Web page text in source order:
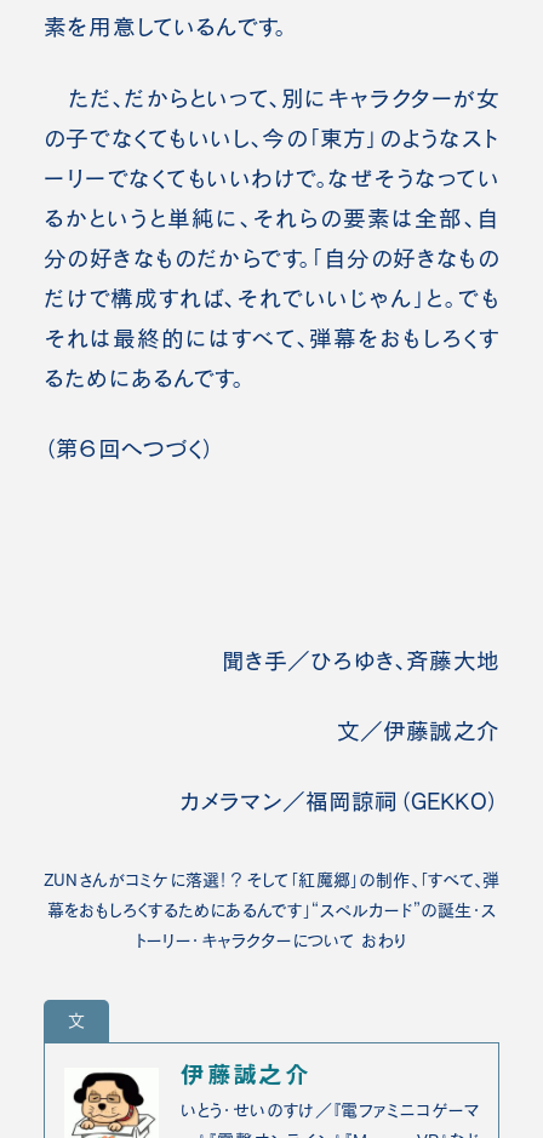
素を用意しているんです。
ただ、だからといって、別にキャラクターが女
の子でなくてもいいし、今の「東方」のようなスト
ーリーでなくてもいいわけで。なぜそうなってい
るかというと単純に、それらの要素は全部、自
分の好きなものだからです。「自分の好きなもの
だけで構成すれば、それでいいじゃん」と。でも
それは最終的にはすべて、弾幕をおもしろくす
るためにあるんです。
（第６回へつづく）
聞き手／ひろゆき、斉藤大地
文／伊藤誠之介
カメラマン／福岡諒祠（GEKKO）
ZUNさんがコミケに落選！？そして「紅魔郷」の制作、「すべて、弾
幕をおもしろくするためにあるんです」“スペルカード”の誕生・ス
トーリー・キャラクターについて おわり
文
伊藤誠之介
いとう・せいのすけ／『電ファミニコゲーマ